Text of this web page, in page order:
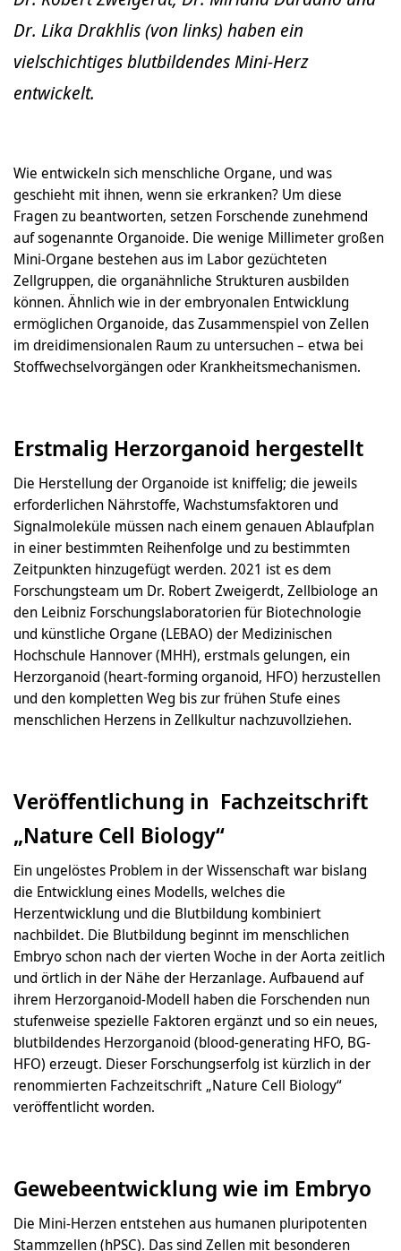
Dr. Lika Drakhlis (von links) haben ein
vielschichtiges blutbildendes Mini-Herz
entwickelt.
Wie entwickeln sich menschliche Organe, und was
geschieht mit ihnen, wenn sie erkranken? Um diese
Fragen zu beantworten, setzen Forschende zunehmend
auf sogenannte Organoide. Die wenige Millimeter großen
Mini-Organe bestehen aus im Labor gezüchteten
Zellgruppen, die organähnliche Strukturen ausbilden
können. Ähnlich wie in der embryonalen Entwicklung
ermöglichen Organoide, das Zusammenspiel von Zellen
im dreidimensionalen Raum zu untersuchen – etwa bei
Stoffwechselvorgängen oder Krankheitsmechanismen.
Erstmalig Herzorganoid hergestellt
Die Herstellung der Organoide ist kniffelig; die jeweils
erforderlichen Nährstoffe, Wachstumsfaktoren und
Signalmoleküle müssen nach einem genauen Ablaufplan
in einer bestimmten Reihenfolge und zu bestimmten
Zeitpunkten hinzugefügt werden. 2021 ist es dem
Forschungsteam um Dr. Robert Zweigerdt, Zellbiologe an
den Leibniz Forschungslaboratorien für Biotechnologie
und künstliche Organe (LEBAO) der Medizinischen
Hochschule Hannover (MHH), erstmals gelungen, ein
Herzorganoid (heart-forming organoid, HFO) herzustellen
und den kompletten Weg bis zur frühen Stufe eines
menschlichen Herzens in Zellkultur nachzuvollziehen.
Veröffentlichung in Fachzeitschrift
„Nature Cell Biology“
Ein ungelöstes Problem in der Wissenschaft war bislang
die Entwicklung eines Modells, welches die
Herzentwicklung und die Blutbildung kombiniert
nachbildet. Die Blutbildung beginnt im menschlichen
Embryo schon nach der vierten Woche in der Aorta zeitlich
und örtlich in der Nähe der Herzanlage. Aufbauend auf
ihrem Herzorganoid-Modell haben die Forschenden nun
stufenweise spezielle Faktoren ergänzt und so ein neues,
blutbildendes Herzorganoid (blood-generating HFO, BG-
HFO) erzeugt. Dieser Forschungserfolg ist kürzlich in der
renommierten Fachzeitschrift „Nature Cell Biology“
veröffentlicht worden.
Gewebeentwicklung wie im Embryo
Die Mini-Herzen entstehen aus humanen pluripotenten
Stammzellen (hPSC). Das sind Zellen mit besonderen